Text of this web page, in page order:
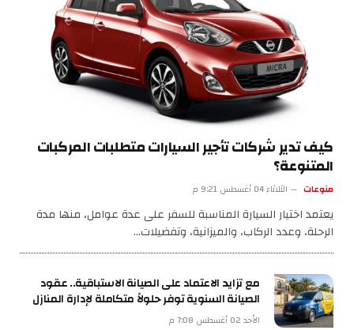
كيف تدير شركات تأجير السيارات متطلبات المركبات
المتنوعة؟
منوعات الثلاثاء 04 أغسطس 9:21 م
يعتمد اختيار السيارة المناسبة للسفر على عدة عوامل، منها مدة
الرحلة، وعدد الركاب، والميزانية، وتفضيلات…
مع تزايد الاعتماد على الصيانة الاستباقية.. عقود
الصيانة السنوية توفر حلولاً متكاملة لإدارة المنازل
الأحد 02 أغسطس 7:08 م